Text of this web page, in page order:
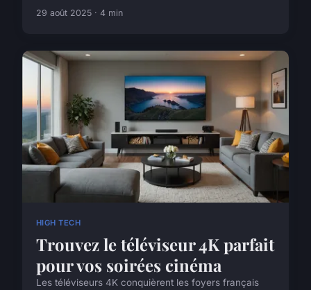
29 août 2025 · 4 min
HIGH TECH
Trouvez le téléviseur 4K parfait
pour vos soirées cinéma
Les téléviseurs 4K conquièrent les foyers français